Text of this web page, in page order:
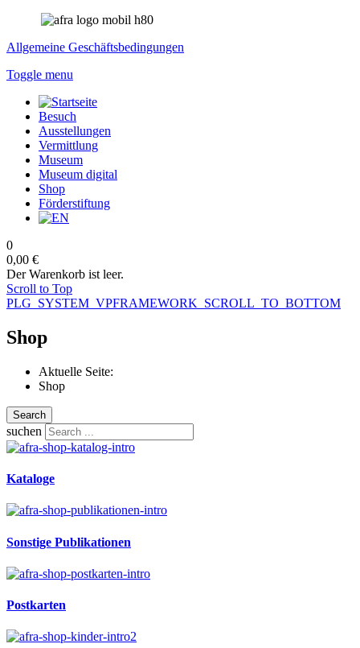
Allgemeine Geschäftsbedingungen
Toggle menu
Besuch
Ausstellungen
Vermittlung
Museum
Museum digital
Shop
Förderstiftung
0
0,00 €
Der Warenkorb ist leer.
Scroll to Top
PLG_SYSTEM_VPFRAMEWORK_SCROLL_TO_BOTTOM
Shop
Aktuelle Seite:
Shop
Search
suchen
Kataloge
Sonstige Publikationen
Postkarten